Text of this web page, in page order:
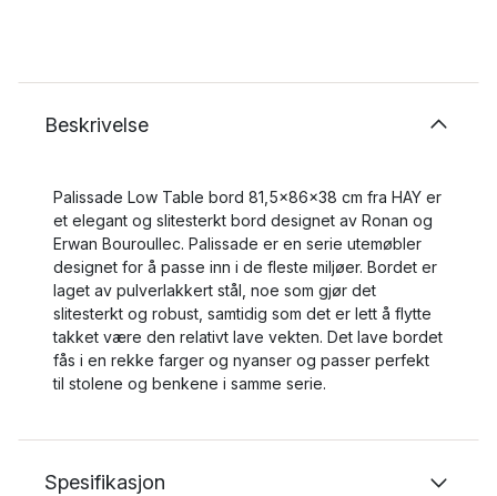
Beskrivelse
Palissade Low Table bord 81,5x86x38 cm fra HAY er
et elegant og slitesterkt bord designet av Ronan og
Erwan Bouroullec. Palissade er en serie utemøbler
designet for å passe inn i de fleste miljøer. Bordet er
laget av pulverlakkert stål, noe som gjør det
slitesterkt og robust, samtidig som det er lett å flytte
takket være den relativt lave vekten. Det lave bordet
fås i en rekke farger og nyanser og passer perfekt
til stolene og benkene i samme serie.
Spesifikasjon